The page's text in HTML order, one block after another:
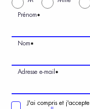
Prénom*
Nom*
Adresse e-mail *
J'ai compris et j'accepte